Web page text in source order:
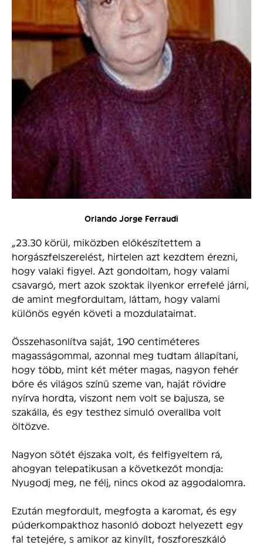
Orlando Jorge Ferraudi
„23.30 körül, miközben előkészítettem a
horgászfelszerelést, hirtelen azt kezdtem érezni,
hogy valaki figyel. Azt gondoltam, hogy valami
csavargó, mert azok szoktak ilyenkor errefelé járni,
de amint megfordultam, láttam, hogy valami
különös egyén követi a mozdulataimat.
Összehasonlítva saját, 190 centiméteres
magasságommal, azonnal meg tudtam állapítani,
hogy több, mint két méter magas, nagyon fehér
bőre és világos színű szeme van, haját rövidre
nyírva hordta, viszont nem volt se bajusza, se
szakálla, és egy testhez simuló overallba volt
öltözve.
Nagyon sötét éjszaka volt, és felfigyeltem rá,
ahogyan telepatikusan a következőt mondja:
Nyugodj meg, ne félj, nincs okod az aggodalomra.
Ezután megfordult, megfogta a karomat, és egy
púderkompakthoz hasonló dobozt helyezett egy
fal tetejére, s amikor az kinyílt, foszforeszkáló